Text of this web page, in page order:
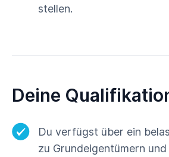
stellen.
Deine
Du verfügst über ein
zu Grundeigentümern